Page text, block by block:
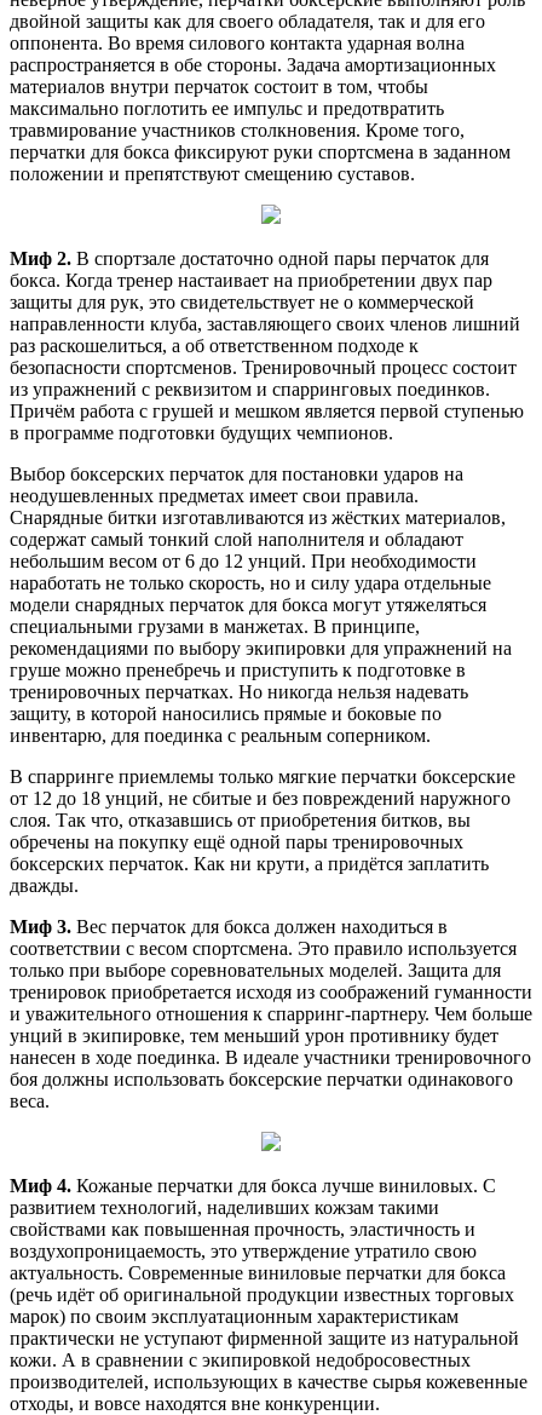
двойной защиты как для своего обладателя, так и для его
оппонента. Во время силового контакта ударная волна
распространяется в обе стороны. Задача амортизационных
материалов внутри перчаток состоит в том, чтобы
максимально поглотить ее импульс и предотвратить
травмирование участников столкновения. Кроме того,
перчатки для бокса фиксируют руки спортсмена в заданном
положении и препятствуют смещению суставов.
Миф 2. В спортзале достаточно одной пары перчаток для
бокса. Когда тренер настаивает на приобретении двух пар
защиты для рук, это свидетельствует не о коммерческой
направленности клуба, заставляющего своих членов лишний
раз раскошелиться, а об ответственном подходе к
безопасности спортсменов. Тренировочный процесс состоит
из упражнений с реквизитом и спарринговых поединков.
Причём работа с грушей и мешком является первой ступенью
в программе подготовки будущих чемпионов.
Выбор боксерских перчаток для постановки ударов на
неодушевленных предметах имеет свои правила.
Снарядные битки изготавливаются из жёстких материалов,
содержат самый тонкий слой наполнителя и обладают
небольшим весом от 6 до 12 унций. При необходимости
наработать не только скорость, но и силу удара отдельные
модели снарядных перчаток для бокса могут утяжеляться
специальными грузами в манжетах. В принципе,
рекомендациями по выбору экипировки для упражнений на
груше можно пренебречь и приступить к подготовке в
тренировочных перчатках. Но никогда нельзя надевать
защиту, в которой наносились прямые и боковые по
инвентарю, для поединка с реальным соперником.
В спарринге приемлемы только мягкие перчатки боксерские
от 12 до 18 унций, не сбитые и без повреждений наружного
слоя. Так что, отказавшись от приобретения битков, вы
обречены на покупку ещё одной пары тренировочных
боксерских перчаток. Как ни крути, а придётся заплатить
дважды.
Миф 3. Вес перчаток для бокса должен находиться в
соответствии с весом спортсмена. Это правило используется
только при выборе соревновательных моделей. Защита для
тренировок приобретается исходя из соображений гуманности
и уважительного отношения к спарринг-партнеру. Чем больше
унций в экипировке, тем меньший урон противнику будет
нанесен в ходе поединка. В идеале участники тренировочного
боя должны использовать боксерские перчатки одинакового
веса.
Миф 4. Кожаные перчатки для бокса лучше виниловых. С
развитием технологий, наделивших кожзам такими
свойствами как повышенная прочность, эластичность и
воздухопроницаемость, это утверждение утратило свою
актуальность. Современные виниловые перчатки для бокса
(речь идёт об оригинальной продукции известных торговых
марок) по своим эксплуатационным характеристикам
практически не уступают фирменной защите из натуральной
кожи. А в сравнении с экипировкой недобросовестных
производителей, использующих в качестве сырья кожевенные
отходы, и вовсе находятся вне конкуренции.